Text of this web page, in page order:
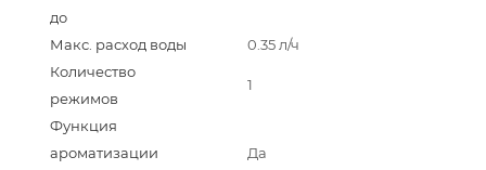
до
Макс. расход воды
0.35 л/ч
Количество
режимов
1
Функция
ароматизации
Да